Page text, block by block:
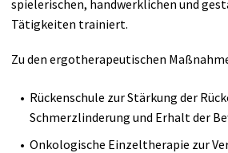
spielerischen, handwerklichen und
Tätigkeiten trainiert.
Zu den ergotherapeutischen
Rückenschule zur Stärkung der
Schmerzlinderung und Erhalt der
Onkologische Einzeltherapie zur